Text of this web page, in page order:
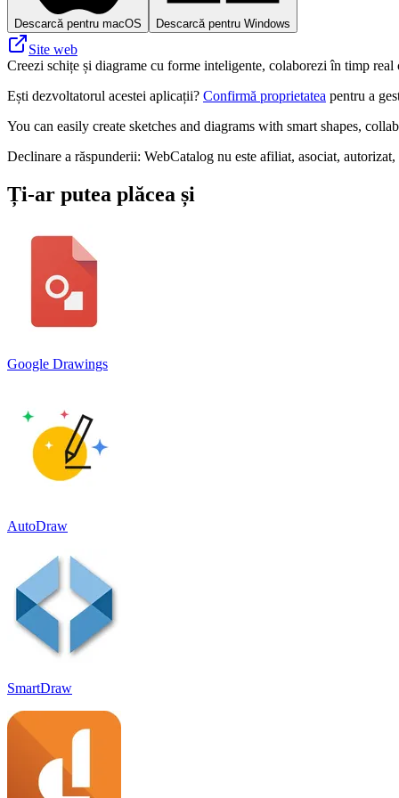
Descarcă pentru macOS Descarcă pentru Windows
Site web
Creezi schițe și diagrame cu forme inteligente, colaborezi în timp
Ești dezvoltatorul acestei aplicații? Confirmă proprietatea pentru a
You can easily create sketches and diagrams with smart shapes,
Declinare a răspunderii: WebCatalog nu este afiliat, asociat,
Ți-ar putea plăcea și
Google Drawings
AutoDraw
SmartDraw